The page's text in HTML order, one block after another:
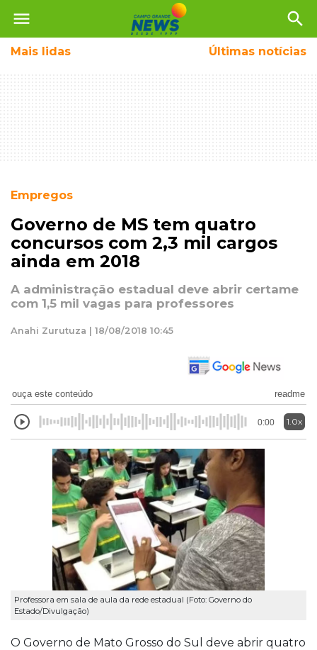
menu search
Mais lidas Últimas notícias
Empregos
Governo de MS tem quatro
concursos com 2,3 mil cargos
ainda em 2018
A administração estadual deve abrir certame
com 1,5 mil vagas para professores
Anahi Zurutuza | 18/08/2018 10:45
ouça este conteúdo readme
0:00 1.0x
Professora em sala de aula da rede estadual (Foto: Governo do
Estado/Divulgação)
O Governo de Mato Grosso do Sul deve abrir quatro